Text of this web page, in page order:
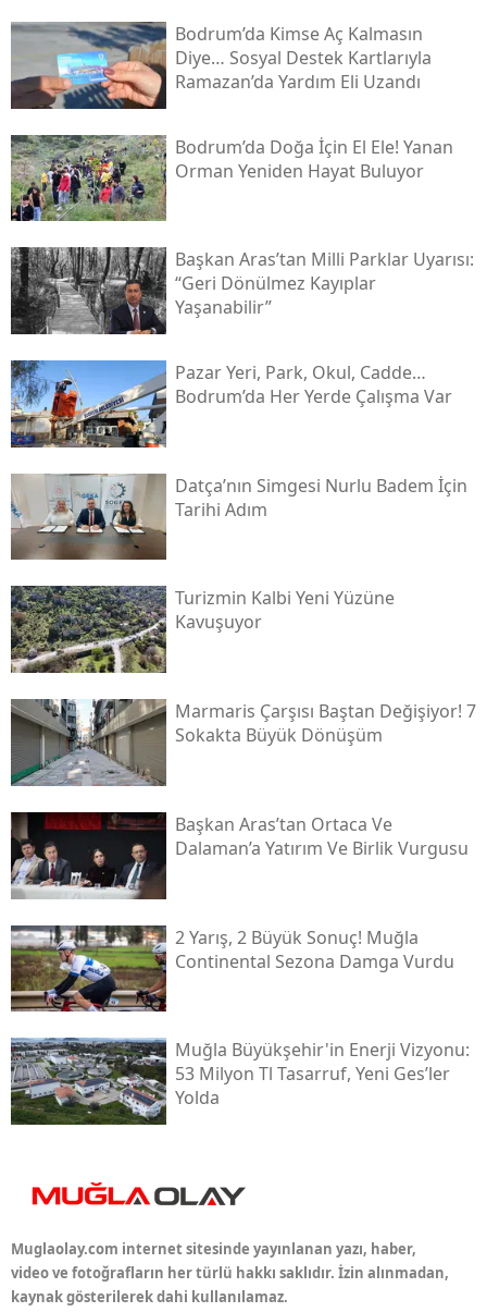
Bodrum’da Kimse Aç Kalmasın
Diye… Sosyal Destek Kartlarıyla
Ramazan’da Yardım Eli Uzandı
Bodrum’da Doğa İçin El Ele! Yanan
Orman Yeniden Hayat Buluyor
Başkan Aras’tan Milli Parklar Uyarısı:
“geri Dönülmez Kayıplar
Yaşanabilir”
Pazar Yeri, Park, Okul, Cadde…
Bodrum’da Her Yerde Çalışma Var
Datça’nın Simgesi Nurlu Badem İçin
Tarihi Adım
Turizmin Kalbi Yeni Yüzüne
Kavuşuyor
Marmaris Çarşısı Baştan Değişiyor! 7
Sokakta Büyük Dönüşüm
Başkan Aras’tan Ortaca Ve
Dalaman’a Yatırım Ve Birlik Vurgusu
2 Yarış, 2 Büyük Sonuç! Muğla
Continental Sezona Damga Vurdu
Muğla Büyükşehir'in Enerji Vizyonu:
53 Milyon Tl Tasarruf, Yeni Ges’ler
Yolda
Muglaolay.com internet sitesinde yayınlanan yazı, haber,
video ve fotoğrafların her türlü hakkı saklıdır. İzin alınmadan,
kaynak gösterilerek dahi kullanılamaz.